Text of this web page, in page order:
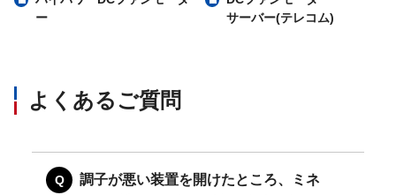
ー
サーバー(テレコム)
よくあるご質問
調子が悪い装置を開けたところ、ミネ